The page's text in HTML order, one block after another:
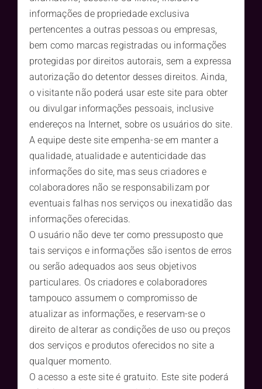
informações de propriedade exclusiva
pertencentes a outras pessoas ou empresas,
bem como marcas registradas ou informações
protegidas por direitos autorais, sem a expressa
autorização do detentor desses direitos. Ainda,
o visitante não poderá usar este site para obter
ou divulgar informações pessoais, inclusive
endereços na Internet, sobre os usuários do site.
A equipe deste site empenha-se em manter a
qualidade, atualidade e autenticidade das
informações do site, mas seus criadores e
colaboradores não se responsabilizam por
eventuais falhas nos serviços ou inexatidão das
informações oferecidas.
O usuário não deve ter como pressuposto que
tais serviços e informações são isentos de erros
ou serão adequados aos seus objetivos
particulares. Os criadores e colaboradores
tampouco assumem o compromisso de
atualizar as informações, e reservam-se o
direito de alterar as condições de uso ou preços
dos serviços e produtos oferecidos no site a
qualquer momento.
O acesso a este site é gratuito. Este site poderá